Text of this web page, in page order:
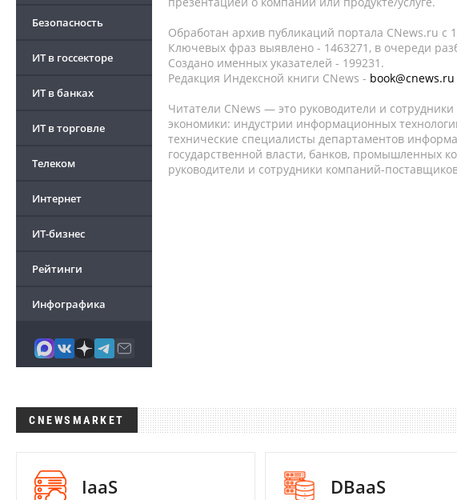
Безопасность
ИТ в госсекторе
ИТ в банках
ИТ в торговле
Телеком
Интернет
ИТ-бизнес
Рейтинги
Инфографика
Обработан архив публикаций портала CNews.ru c
Ключевых фраз выявлено - 1463271, в очереди
Создано именных указателей - 199231.
Редакция Индексной книги CNews - book@cnews.ru
Читатели CNews — это руководители и
экономики: индустрии информационных
технические специалисты департаментов
государственной власти, банков, промышленных
руководители и сотрудники компаний-
CNEWSMARKET
IaaS DBaaS